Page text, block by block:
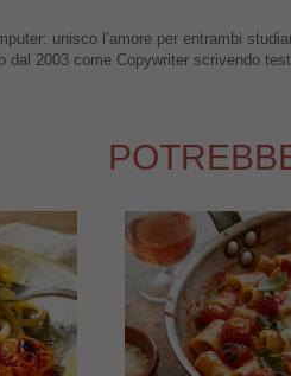
unisco l’amore per entrambi
dal 2003 come Copywriter scrivendo